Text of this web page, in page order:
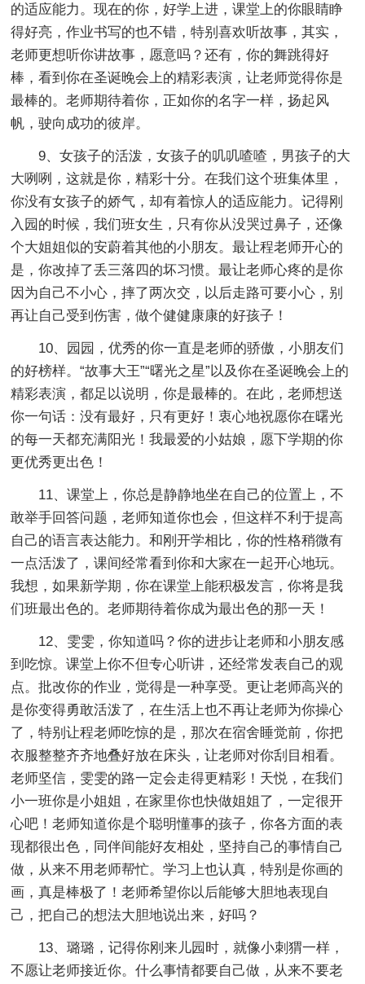
的适应能力。现在的你，好学上进，课堂上的你眼睛睁
得好亮，作业书写的也不错，特别喜欢听故事，其实，
老师更想听你讲故事，愿意吗？还有，你的舞跳得好
棒，看到你在圣诞晚会上的精彩表演，让老师觉得你是
最棒的。老师期待着你，正如你的名字一样，扬起风
帆，驶向成功的彼岸。
9、女孩子的活泼，女孩子的叽叽喳喳，男孩子的大
大咧咧，这就是你，精彩十分。在我们这个班集体里，
你没有女孩子的娇气，却有着惊人的适应能力。记得刚
入园的时候，我们班女生，只有你从没哭过鼻子，还像
个大姐姐似的安蔚着其他的小朋友。最让程老师开心的
是，你改掉了丢三落四的坏习惯。最让老师心疼的是你
因为自己不小心，摔了两次交，以后走路可要小心，别
再让自己受到伤害，做个健健康康的好孩子！
10、园园，优秀的你一直是老师的骄傲，小朋友们
的好榜样。“故事大王”“曙光之星”以及你在圣诞晚会上的
精彩表演，都足以说明，你是最棒的。在此，老师想送
你一句话：没有最好，只有更好！衷心地祝愿你在曙光
的每一天都充满阳光！我最爱的小姑娘，愿下学期的你
更优秀更出色！
11、课堂上，你总是静静地坐在自己的位置上，不
敢举手回答问题，老师知道你也会，但这样不利于提高
自己的语言表达能力。和刚开学相比，你的性格稍微有
一点活泼了，课间经常看到你和大家在一起开心地玩。
我想，如果新学期，你在课堂上能积极发言，你将是我
们班最出色的。老师期待着你成为最出色的那一天！
12、雯雯，你知道吗？你的进步让老师和小朋友感
到吃惊。课堂上你不但专心听讲，还经常发表自己的观
点。批改你的作业，觉得是一种享受。更让老师高兴的
是你变得勇敢活泼了，在生活上也不再让老师为你操心
了，特别让程老师吃惊的是，那次在宿舍睡觉前，你把
衣服整整齐齐地叠好放在床头，让老师对你刮目相看。
老师坚信，雯雯的路一定会走得更精彩！天悦，在我们
小一班你是小姐姐，在家里你也快做姐姐了，一定很开
心吧！老师知道你是个聪明懂事的孩子，你各方面的表
现都很出色，同伴间能好友相处，坚持自己的事情自己
做，从来不用老师帮忙。学习上也认真，特别是你画的
画，真是棒极了！老师希望你以后能够大胆地表现自
己，把自己的想法大胆地说出来，好吗？
13、璐璐，记得你刚来儿园时，就像小刺猬一样，
不愿让老师接近你。什么事情都要自己做，从来不要老